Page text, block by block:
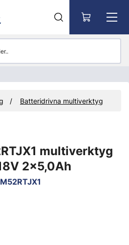
Batteridrivna multiverktyg
multiverktyg
2x5,0Ah